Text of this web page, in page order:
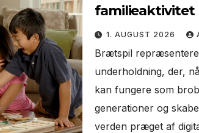
familieaktivitet
1. AUGUST 2026
Brætspil
underholdning, der,
kan fungere som
generationer og
verden præget af